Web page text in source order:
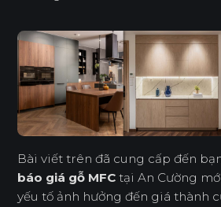
Bài viết trên đã cung cấp đến
báo giá gỗ MFC tại An Cường
yếu tố ảnh hưởng đến giá thành